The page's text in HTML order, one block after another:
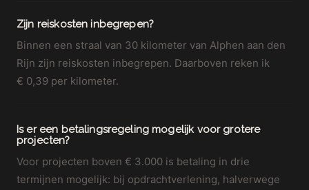
Zijn reiskosten inbegrepen?
Binnen een straal van 30 kilometer van Alphen aan den
Rijn zijn reiskosten inbegrepen. Daarboven reken ik
€ 0,39 per kilometer.
Is er een betalingsregeling mogelijk voor grotere
projecten?
Voor projecten boven € 3.000 is betaling in drie
termijnen mogelijk: bij opdrachtverlening, halverwege